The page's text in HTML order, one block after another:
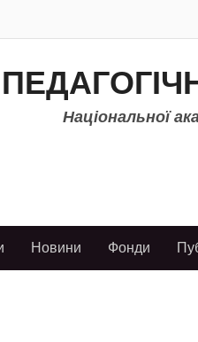
Національної
Новини Фонди